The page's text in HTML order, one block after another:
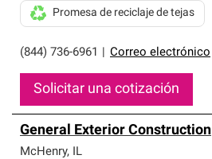
(844) 736-6961 Correo electrónico
Promesa de reciclaje de tejas
Solicitar una cotización
General Exterior Construction
McHenry, IL